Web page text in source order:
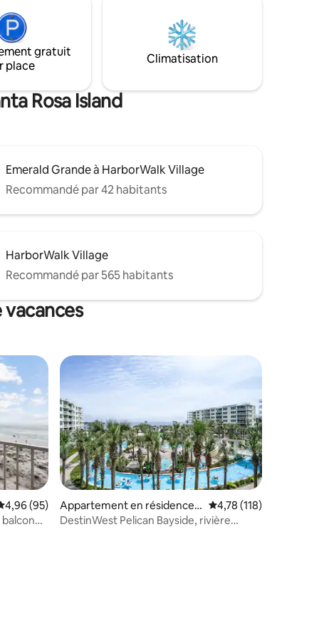
de
où le
Profitez de la grande cour arrière
clôturée, parfaite pour les
divertissements en plein air. Réservez
dès maintenant et profitez du meilleur
gratuit
place
Climatisation
Rosa Island
Emerald Grande à HarborWalk Village
Recommandé par 42 habitants
HarborWalk Village
Recommandé par 565 habitants
vacances
moyenne sur la base de 95 commentaires : 4,96 sur 5
4,96 (95)
balcon
Appartement en résidence ⋅
Fort Walton Beach
Évaluation moyenne
4,78 (118)
DestinWest Pelican Bayside, rivière